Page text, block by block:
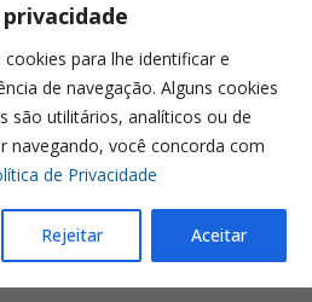
para lhe identificar e
de navegação. Alguns cookies
são utilitários, analíticos ou de
navegando, você concorda com
de Privacidade
Rejeitar Aceitar
Propagandistas
de Produtos
Município de Caxias
associativa que
proteger, de forma
os interesses da
nas questões
judiciais, aqueles
Rua
Caxias do